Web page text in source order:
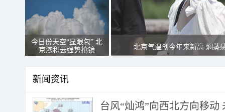
今日份天空“显眼包” 北
京浓积云强势抢镜
北京气温创今年来新高 焖蒸
新闻资讯
台风“灿鸿”向西北方向移动